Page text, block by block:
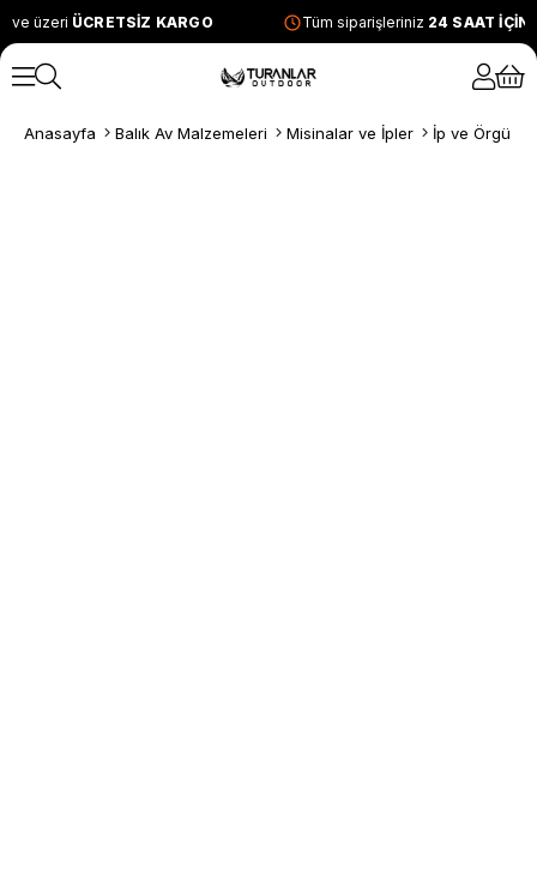
ve üzeri ÜCRETSİZ KARGO Tüm siparişleriniz 24 SAAT
Anasayfa Balık Av Malzemeleri Misinalar ve İpler İp ve Örgü